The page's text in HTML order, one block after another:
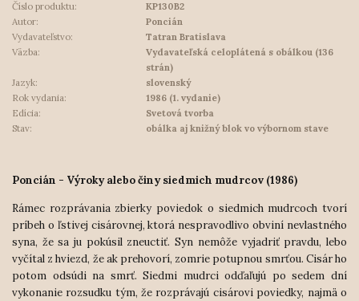
Číslo produktu:
KP130B2
Autor:
Poncián
Vydavateľstvo:
Tatran Bratislava
Väzba:
Vydavateľská celoplátená s obálkou (136
strán)
Jazyk:
slovenský
Rok vydania:
1986 (1. vydanie)
Edícia:
Svetová tvorba
Stav:
obálka aj knižný blok vo výbornom stave
Poncián - Výroky alebo činy siedmich mudrcov (1986)
Rámec rozprávania zbierky poviedok o siedmich mudrcoch tvorí
príbeh o ľstivej cisárovnej, ktorá nespravodlivo obviní nevlastného
syna, že sa ju pokúsil zneuctiť. Syn nemôže vyjadriť pravdu, lebo
vyčítal z hviezd, že ak prehovorí, zomrie potupnou smrťou. Cisár ho
potom odsúdi na smrť. Siedmi mudrci odďaľujú po sedem dní
vykonanie rozsudku tým, že rozprávajú cisárovi poviedky, najmä o